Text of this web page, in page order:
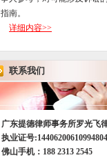
指南。
详细内容>>
联系我们
广东提德律师事务所罗光飞
执业证号:14406200610994804
佛山手机： 188 2313 2545